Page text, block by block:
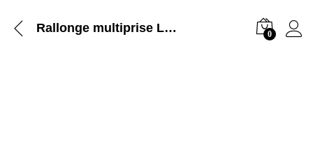
Rallonge multiprise Legrand 3 prises + terre sans interrupteur 0